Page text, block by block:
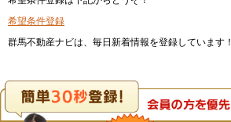
希望条件登録
群馬不動産ナビは、毎日新着情報を登録しています！